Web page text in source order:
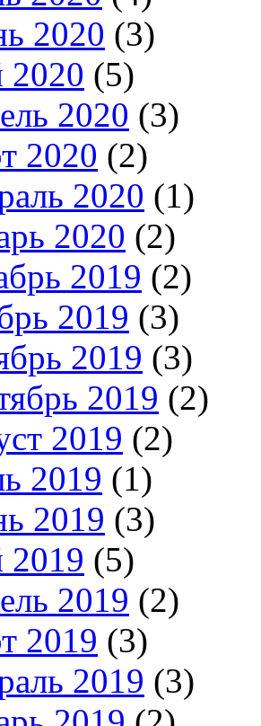
2020 (3)
(5)
2020 (3)
2020 (2)
2020 (1)
2020 (2)
2019 (2)
2019 (3)
2019 (3)
2019 (2)
2019 (2)
2019 (1)
2019 (3)
(5)
2019 (2)
2019 (3)
2019 (3)